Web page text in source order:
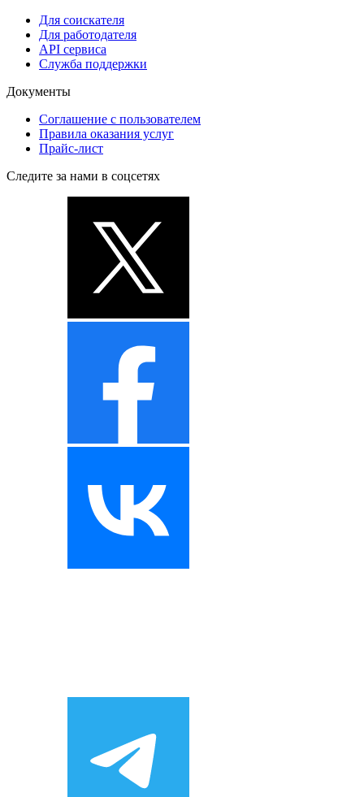
Для соискателя
Для работодателя
API сервиса
Служба поддержки
Документы
Соглашение с пользователем
Правила оказания услуг
Прайс-лист
Следите за нами в соцсетях